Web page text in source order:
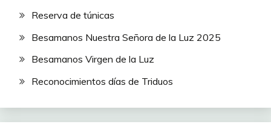
Reserva de túnicas
Besamanos Nuestra Señora de la Luz 2025
Besamanos Virgen de la Luz
Reconocimientos días de Triduos